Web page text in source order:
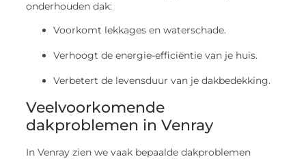
onderhouden dak:
Voorkomt lekkages en waterschade.
Verhoogt de energie-efficiëntie van je huis.
Verbetert de levensduur van je dakbedekking.
Veelvoorkomende
dakproblemen in Venray
In Venray zien we vaak bepaalde dakproblemen